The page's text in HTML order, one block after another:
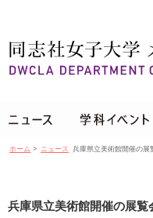
ホーム > ニュース 兵庫県立美術館開催の展
兵庫県立美術館開催の展